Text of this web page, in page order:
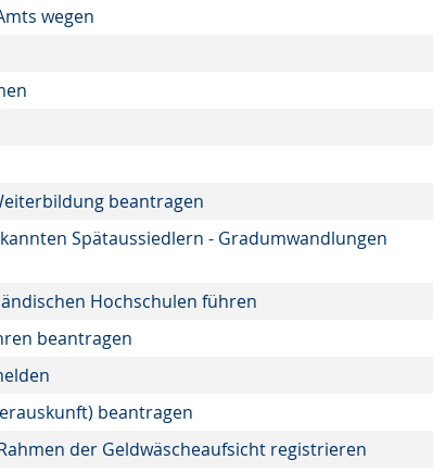
wegen
beantragen
Spätaussiedlern - Gradumwandlungen
Hochschulen führen
beantragen
beantragen
der Geldwäscheaufsicht registrieren